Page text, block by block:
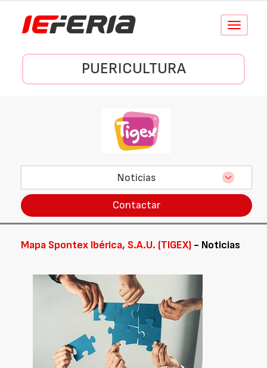
Conmutar
PUERICULTURA
Noticias
Contactar
Mapa Spontex Ibérica, S.A.U. (TIGEX) - Noticias